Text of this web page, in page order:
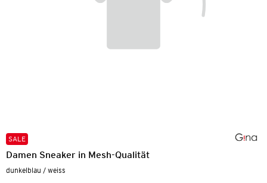
SALE
Damen Sneaker in Mesh-Qualität
dunkelblau / weiss